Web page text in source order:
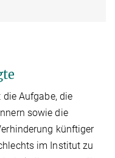
Aufgabe, die
sowie die
künftiger
im Institut zu